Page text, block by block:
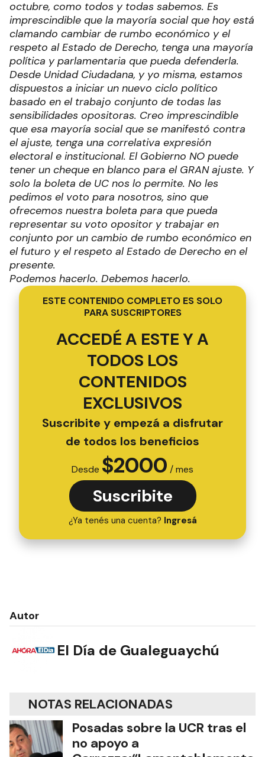
octubre, como todos y todas sabemos. Es
imprescindible que la mayoría social que hoy está
clamando cambiar de rumbo económico y el
respeto al Estado de Derecho, tenga una mayoría
política y parlamentaria que pueda defenderla.
Desde Unidad Ciudadana, y yo misma, estamos
dispuestos a iniciar un nuevo ciclo político
basado en el trabajo conjunto de todas las
sensibilidades opositoras. Creo imprescindible
que esa mayoría social que se manifestó contra
el ajuste, tenga una correlativa expresión
electoral e institucional. El Gobierno NO puede
tener un cheque en blanco para el GRAN ajuste. Y
solo la boleta de UC nos lo permite. No les
pedimos el voto para nosotros, sino que
ofrecemos nuestra boleta para que pueda
representar su voto opositor y trabajar en
conjunto por un cambio de rumbo económico en
el futuro y el respeto al Estado de Derecho en el
presente.
Podemos hacerlo. Debemos hacerlo.
ESTE CONTENIDO COMPLETO ES SOLO
PARA SUSCRIPTORES
ACCEDÉ A ESTE Y A
TODOS LOS
CONTENIDOS
EXCLUSIVOS
Suscribite y empezá a disfrutar
de todos los beneficios
Desde $2000 / mes
Suscribite
¿Ya tenés una cuenta? Ingresá
Autor
El Día de Gualeguaychú
NOTAS RELACIONADAS
Posadas sobre la UCR tras el
no apoyo a